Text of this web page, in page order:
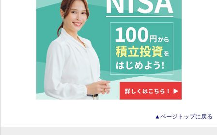
▲ページトップに戻る